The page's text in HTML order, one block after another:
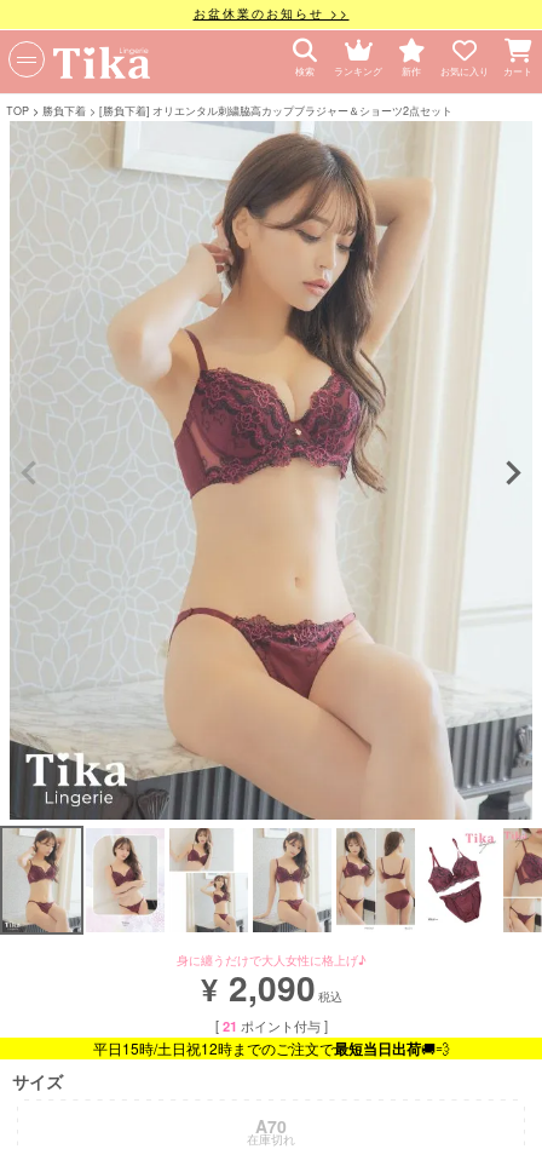
お盆休業のお知らせ >>
検索 ランキング 新作 お気に入り カート
TOP 勝負下着 [勝負下着] オリエンタル刺繍脇高カップブラジャー＆ショーツ2点セット
身に纏うだけで大人女性に格上げ♪
¥ 2,090 税込
[ 21 ポイント付与 ]
平日15時/土日祝12時までのご注文で最短当日出荷🚚💨
サイズ
A70
在庫切れ